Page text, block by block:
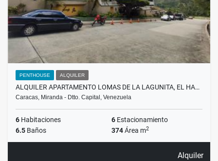
PENTHOUSE ALQUILER
ALQUILER APARTAMENTO LOMAS DE LA LAGUNITA, EL HA…
Caracas, Miranda - Dtto. Capital, Venezuela
6 Habitaciones 6 Estacionamiento
6.5 Baños 374Área m2
Alquiler